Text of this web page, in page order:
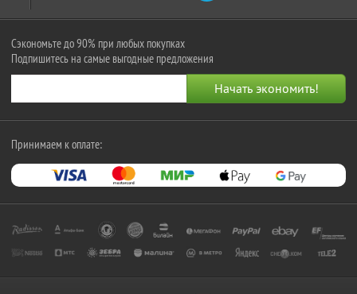
Сэкономьте до 90% при любых покупках
Подпишитесь на самые выгодные предложения
Принимаем к оплате: